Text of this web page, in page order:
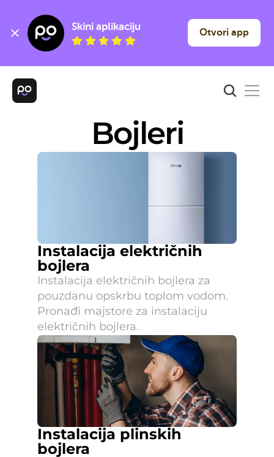
Skini aplikaciju Otvori app
Bojleri
Instalacija električnih
bojlera
Instalacija električnih bojlera za
pouzdanu opskrbu toplom vodom.
Pronađi majstore za instalaciju
električnih bojlera.
Instalacija plinskih
bojlera